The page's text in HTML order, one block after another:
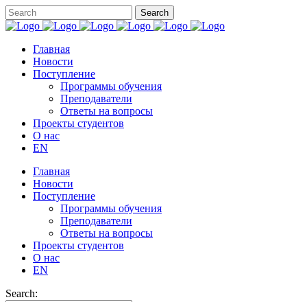
Главная
Новости
Поступление
Программы обучения
Преподаватели
Ответы на вопросы
Проекты студентов
О нас
EN
Главная
Новости
Поступление
Программы обучения
Преподаватели
Ответы на вопросы
Проекты студентов
О нас
EN
Search: